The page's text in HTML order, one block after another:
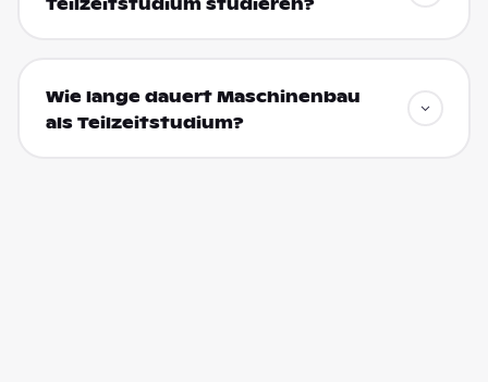
Wie lange dauert Maschinenbau
als Teilzeitstudium?